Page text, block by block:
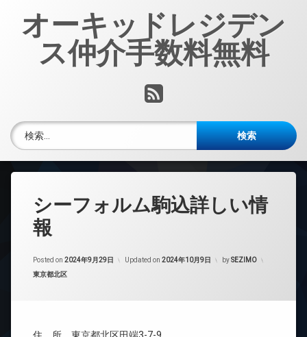
オーキッドレジデン
ス仲介手数料無料
RSS
検索:
シーフォルム駒込詳しい情
報
Posted on 2024年9月29日 Updated on 2024年10月9日 bySEZIMO
カテゴリー:
東京都北区